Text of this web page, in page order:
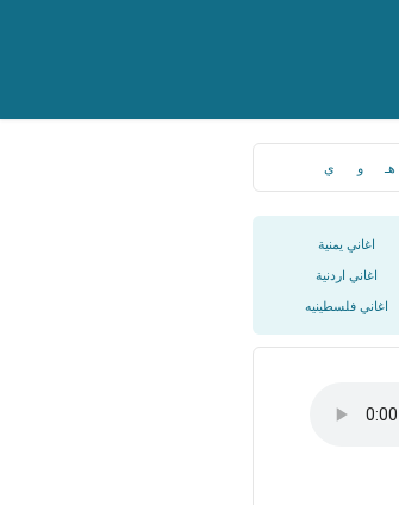
هـ و ي
اغاني يمنية
اغاني اردنية
اغاني فلسطينيه